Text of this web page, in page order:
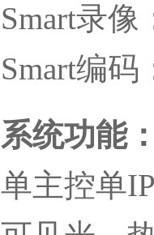
Smart录
Smart编
系统功能
单主控单